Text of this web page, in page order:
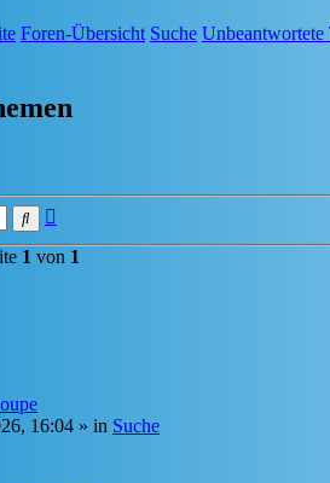
Foren-Übersicht Suche Unbeantwortete
Suche
1 von 1
16:04 » in Suche